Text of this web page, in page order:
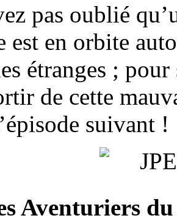
pas oublié
en orbite
étranges ;
de cette
suivant !
Aventuriers